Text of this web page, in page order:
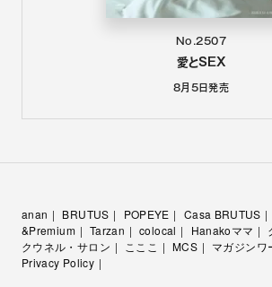
No.2507
愛とSEX
8月5日発売
anan BRUTUS POPEYE Casa BRUTUS
&Premium
Tarzan colocal Hanakoママ
クウネル・サロン
こここ MCS マガジンワ
Privacy Policy